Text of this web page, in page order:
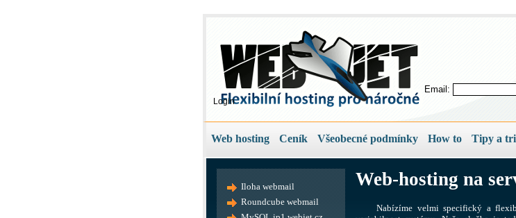
Email:
Login
Web hosting Ceník Všeobecné podmínky How to Tipy a
Web-hosting na
Nabízíme velmi specifický a
Iloha webmail
Roundcube webmail